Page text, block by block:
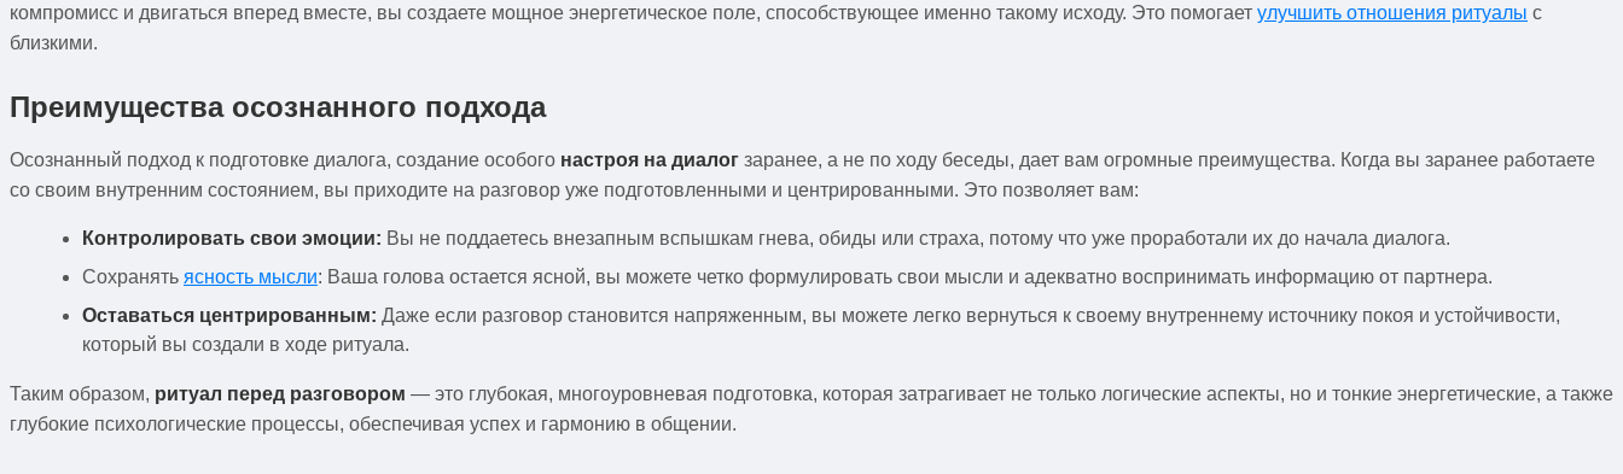
компромисс и двигаться вперед вместе, вы создаете мощное энергетическое поле, способствующее именно такому исходу. Это помогает улучшить отношения ритуалы с
близкими.
Преимущества осознанного подхода
Осознанный подход к подготовке диалога, создание особого настроя на диалог заранее, а не по ходу беседы, дает вам огромные преимущества. Когда вы заранее работаете
со своим внутренним состоянием, вы приходите на разговор уже подготовленными и центрированными. Это позволяет вам:
Контролировать свои эмоции: Вы не поддаетесь внезапным вспышкам гнева, обиды или страха, потому что уже проработали их до начала диалога.
Сохранять ясность мысли: Ваша голова остается ясной, вы можете четко формулировать свои мысли и адекватно воспринимать информацию от партнера.
Оставаться центрированным: Даже если разговор становится напряженным, вы можете легко вернуться к своему внутреннему источнику покоя и устойчивости,
который вы создали в ходе ритуала.
Таким образом, ритуал перед разговором — это глубокая, многоуровневая подготовка, которая затрагивает не только логические аспекты, но и тонкие энергетические, а также
глубокие психологические процессы, обеспечивая успех и гармонию в общении.